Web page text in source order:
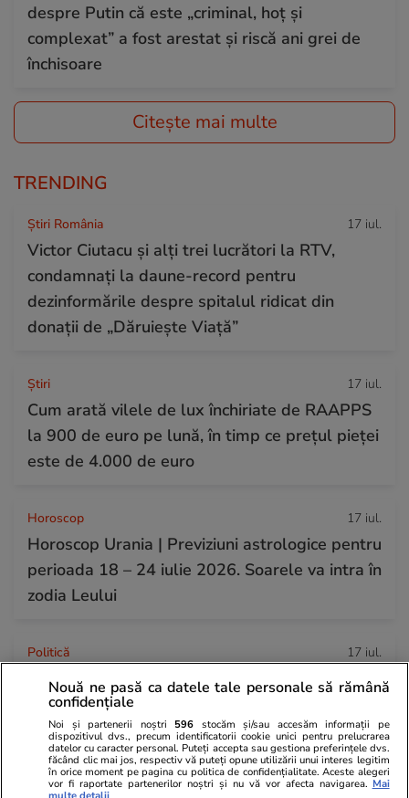
despre Putin că este „criminal, hoț și
complexat” a fost arestat și riscă ani grei de
închisoare
Citește mai multe
TRENDING
Știri România 17 iul.
Victor Ciutacu și alți trei lucrători la RTV,
condamnați la daune-record pentru
dezinformările despre spitalul ridicat din
donații de „Dăruiește Viață”
Ştiri 17 iul.
Cum arată vilele de lux închiriate de RAAPPS
la 900 de euro pe lună, în timp ce prețul pieței
este de 4.000 de euro
Horoscop 17 iul.
Horoscop Urania | Previziuni astrologice pentru
perioada 18 – 24 iulie 2026. Soarele va intra în
zodia Leului
Politică 17 iul.
Dezvăluiri despre implicarea lui Nicușor Dan în
revolta din PNL. Robert Sighiartău:
președintele a participat la întâlniri cu
gruparea Veștea
Nouă ne pasă ca datele tale personale să rămână
confidențiale
Noi și partenerii noștri 596 stocăm și/sau accesăm informații pe
dispozitivul dvs., precum identificatorii cookie unici pentru prelucrarea
datelor cu caracter personal. Puteți accepta sau gestiona preferințele dvs.
făcând clic mai jos, respectiv vă puteți opune utilizării unui interes legitim
în orice moment pe pagina cu politica de confidențialitate. Aceste alegeri
vor fi raportate partenerilor noștri și nu vă vor afecta navigarea. Mai